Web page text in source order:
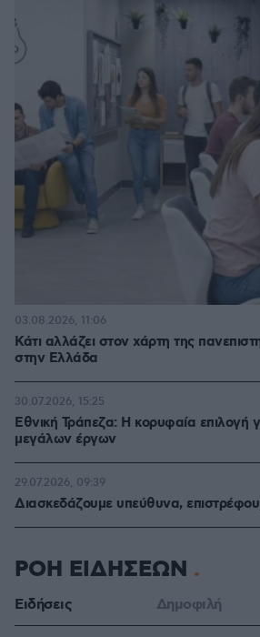
Κάτι αλλάζει στον χάρτη της
στην Ελλάδα
03.08.2026, 11:06
Εθνική Τράπεζα: Η κορυφαία επιλογή
μεγάλων έργων
30.07.2026, 15:25
Διασκεδάζουμε υπεύθυνα,
29.07.2026, 09:39
ΡΟΗ ΕΙΔΗΣΕΩΝ
Ειδήσεις Δημοφιλή